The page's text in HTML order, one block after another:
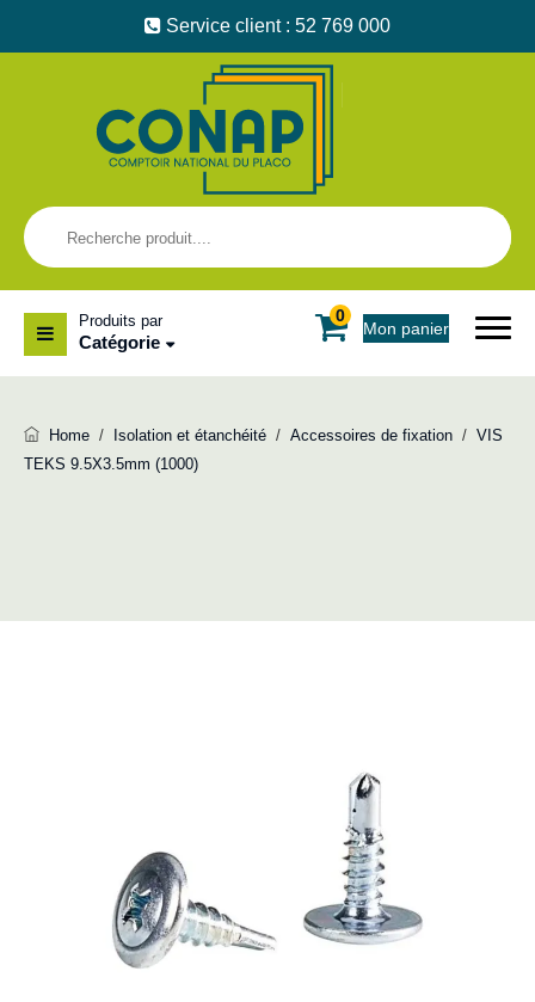
Service client : 52 769 000
0
Mon panier
Produits par
Catégorie
Home / Isolation et étanchéité / Accessoires de fixation / VIS
TEKS 9.5X3.5mm (1000)